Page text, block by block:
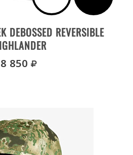
REVERSIBLE
8 850